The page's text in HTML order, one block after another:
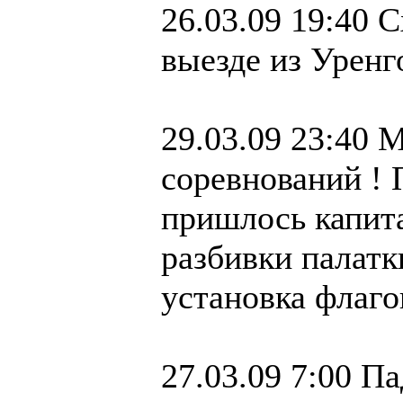
26.03.09 19:40
выезде из
29.03.09 23:40
соревнований !
пришлось
разбивки
установка
27.03.09 7:00